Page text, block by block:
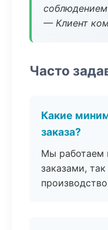
— Клиент
Часто
Какие
заказа?
Мы работаем
заказами,